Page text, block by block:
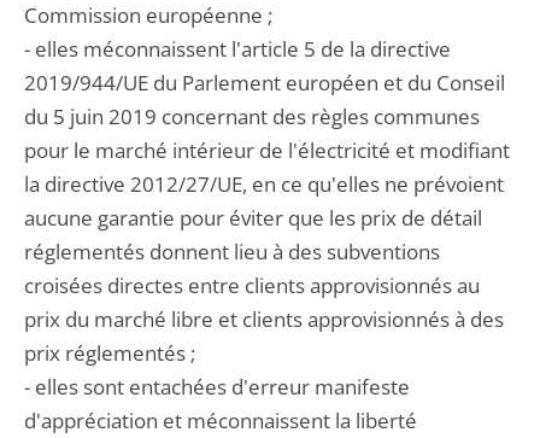
Commission européenne ;
- elles méconnaissent l'article 5 de la directive
2019/944/UE du Parlement européen et du Conseil
du 5 juin 2019 concernant des règles communes
pour le marché intérieur de l'électricité et modifiant
la directive 2012/27/UE, en ce qu'elles ne prévoient
aucune garantie pour éviter que les prix de détail
réglementés donnent lieu à des subventions
croisées directes entre clients approvisionnés au
prix du marché libre et clients approvisionnés à des
prix réglementés ;
- elles sont entachées d'erreur manifeste
d'appréciation et méconnaissent la liberté